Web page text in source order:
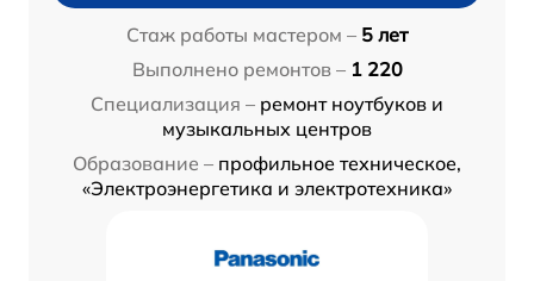
Стаж работы мастером – 5 лет
Выполнено ремонтов – 1 220
Специализация – ремонт ноутбуков и
музыкальных центров
Образование – профильное техническое,
«Электроэнергетика и электротехника»